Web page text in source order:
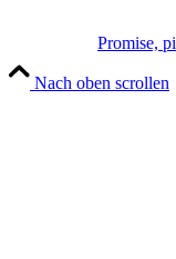
Promise,
Nach oben scrollen